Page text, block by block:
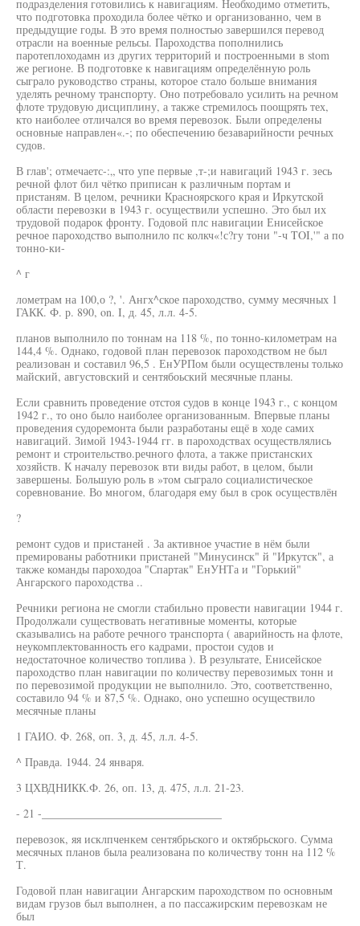
подразделения готовились к навигациям. Необходимо отметить,
что подготовка проходила более чётко и организованно, чем в
предыдущие годы. В это время полностью завершился перевод
отрасли на военные рельсы. Пароходства пополнились
паротеплоходамн из других территорий и построенными в stom
же регионе. В подготовке к навигациям определённую роль
сыграло руководство страны, которое стало больше внимания
уделять речному транспорту. Оно потребовало усилить на речном
флоте трудовую дисциплину, а также стремилось поощрять тех,
кто наиболее отличался во время перевозок. Были определены
основные направлен«.-; по обеспечению безаварийности речных
судов.
В глав'; отмечаетс-:„ что упе первые ,т-;и навигаций 1943 г. зесь
речной флот бил чётко приписан к различным портам и
пристаням. В целом, речники Красноярского края и Иркутской
области перевозки в 1943 г. осуществили успешно. Это был их
трудовой подарок фронту. Годовой плс навигации Енисейское
речное пароходство выполнило пс колкч«!с?гу тони "-ч TOI,'" а по
тонно-ки-
^ г
лометрам на 100,о ?, '. Ангх^ское пароходство, сумму месячных 1
ГАКК. Ф. р. 890, on. I, д. 45, л.л. 4-5.
планов выполнило по тоннам на 118 %, по тонно-километрам на
144,4 %. Однако, годовой план перевозок пароходством не был
реализован и составил 96,5 . ЕнУРПом были осуществлены только
майский, августовский и сентябоьский месячные планы.
Если сравнить проведение отстоя судов в конце 1943 г., с концом
1942 г., то оно было наиболее организованным. Впервые планы
проведения судоремонта были разработаны ещё в ходе самих
навигаций. Зимой 1943-1944 гг. в пароходствах осуществлялись
ремонт и строительство.речного флота, а также пристанских
хозяйств. К началу перевозок вти виды работ, в целом, были
завершены. Большую роль в »том сыграло социалистическое
соревнование. Во многом, благодаря ему был в срок осуществлён
?
ремонт судов и пристаней . За активное участие в нём были
премированы работники пристаней "Минусинск" й "Иркутск", а
также команды пароходоа "Спартак" ЕнУНТа и "Горький"
Ангарского пароходства ..
Речники региона не смогли стабильно провести навигации 1944 г.
Продолжали существовать негативные моменты, которые
сказывались на работе речного транспорта ( аварийность на флоте,
неукомплектованность его кадрами, простои судов и
недостаточное количество топлива ). В результате, Енисейское
пароходство план навигации по количеству перевозимых тонн и
по перевозимой продукции не выполнило. Это, соответственно,
составило 94 % и 87,5 %. Однако, оно успешно осуществило
месячные планы
1 ГАИО. Ф. 268, оп. 3, д. 45, л.л. 4-5.
^ Правда. 1944. 24 января.
3 ЦХВДНИКК.Ф. 26, оп. 13, д. 475, л.л. 21-23.
- 21 -________________________________
перевозок, яя исклпченкем сентябрьского и октябрьского. Сумма
месячных планов была реализована по количеству тонн на 112 %
Т.
Годовой план навигации Ангарским пароходством по основным
видам грузов был выполнен, а по пассажирским перевозкам не
был